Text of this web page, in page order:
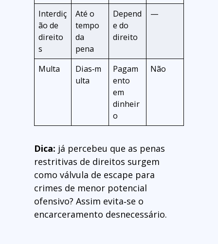
Interdiç
ão de
direito
s
Até o
tempo
da
pena
Depend
e do
direito
—
Multa
Dias‑m
ulta
Pagam
ento
em
dinheir
o
Não
Dica: já percebeu que as penas
restritivas de direitos surgem
como válvula de escape para
crimes de menor potencial
ofensivo? Assim evita‑se o
encarceramento desnecessário.